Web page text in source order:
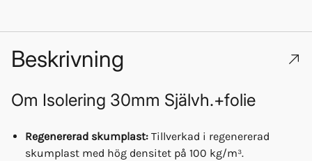
Beskrivning
Om Isolering 30mm Självh.+folie
Regenererad skumplast: Tillverkad i regenererad
skumplast med hög densitet på 100 kg/m³.